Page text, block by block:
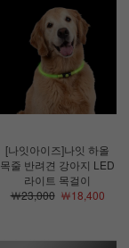
[나잇아이즈]나잇 하올
목줄 반려견 강아지 LED
라이트 목걸이
￦23,000￦18,400